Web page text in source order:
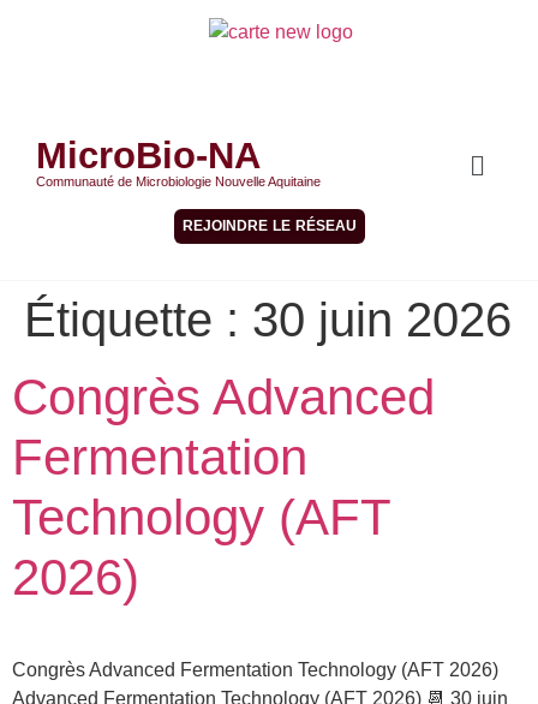
MicroBio-NA
Communauté de Microbiologie Nouvelle Aquitaine
REJOINDRE LE RÉSEAU
Étiquette : 30 juin 2026
Congrès Advanced
Fermentation
Technology (AFT
2026)
Congrès Advanced Fermentation Technology (AFT 2026)
Advanced Fermentation Technology (AFT 2026) 📆 30 juin